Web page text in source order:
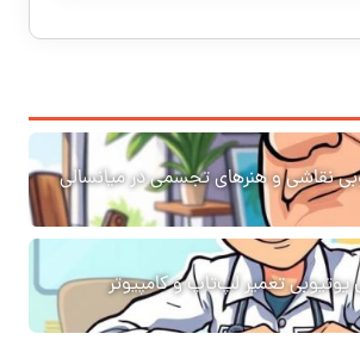
نقاشی و هنرهای تجسمی در میانسالی
یوتیوبی تعمیر لپ‌تاپ و کامپیوتر